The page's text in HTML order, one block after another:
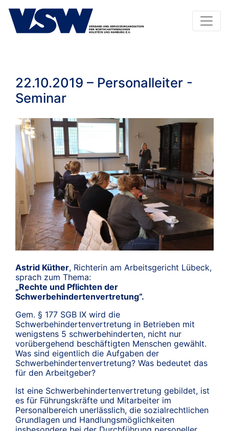
22.10.2019 – Personalleiter -
Seminar
Astrid Küther, Richterin am Arbeitsgericht Lübeck,
sprach zum Thema:
„Rechte und Pflichten der
Schwerbehindertenvertretung“.
Gem. § 177 SGB IX wird die
Schwerbehindertenvertretung in Betrieben mit
wenigstens 5 schwerbehinderten, nicht nur
vorübergehend beschäftigten Menschen gewählt.
Was sind eigentlich die Aufgaben der
Schwerbehindertenvertretung? Was bedeutet das
für den Arbeitgeber?
Ist eine Schwerbehindertenvertretung gebildet, ist
es für Führungskräfte und Mitarbeiter im
Personalbereich unerlässlich, die sozialrechtlichen
Grundlagen und Handlungsmöglichkeiten